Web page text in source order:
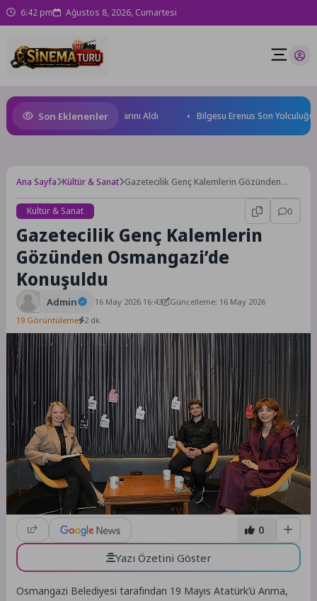
6:42 pm Ağustos 8, 2026, Cumartesi
Son Eklenenler
Yüzücüleri Sertifikalarını Aldı Bilgesu Erenus Son Yolculuğuna
Ana Sayfa Kültür & Sanat Gazetecilik Genç Kalemlerin Gözünden
Kültür & Sanat
0
Gazetecilik Genç Kalemlerin
Gözünden Osmangazi’de
Konuşuldu
Admin 16 May 2026 16:43
Güncelleme: 16 May 2026
19 Görüntüleme 2 dk.
0
Yazı Özetini Göster
Osmangazi Belediyesi tarafından 19 Mayıs Atatürk’ü Anma,